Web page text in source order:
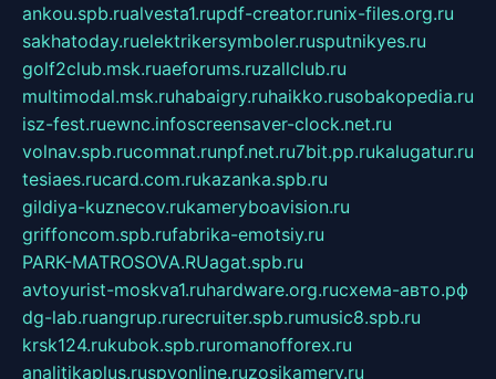
ankou.spb.rualvesta1.rupdf-creator.runix-files.org.ru
sakhatoday.ruelektrikersymboler.rusputnikyes.ru
golf2club.msk.ruaeforums.ruzallclub.ru
multimodal.msk.ruhabaigry.ruhaikko.rusobakopedia.ru
isz-fest.ruewnc.infoscreensaver-clock.net.ru
volnav.spb.rucomnat.runpf.net.ru7bit.pp.rukalugatur.ru
tesiaes.rucard.com.rukazanka.spb.ru
gildiya-kuznecov.rukameryboavision.ru
griffoncom.spb.rufabrika-emotsiy.ru
PARK-MATROSOVA.RUagat.spb.ru
avtoyurist-moskva1.ruhardware.org.ruсхема-авто.рф
dg-lab.ruangrup.rurecruiter.spb.rumusic8.spb.ru
krsk124.rukubok.spb.ruromanofforex.ru
analitikaplus.ruspyonline.ruzosikamery.ru